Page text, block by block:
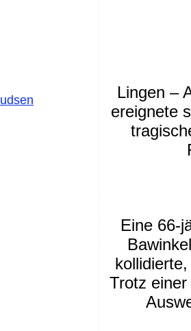
Lingen –
ereignete
Eine 66-
Trotz